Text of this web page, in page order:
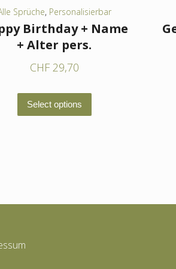
Sprüche, Personalisierbar
Birthday + Name
+ Alter pers.
CHF29,70
Select options
Produkt
Die